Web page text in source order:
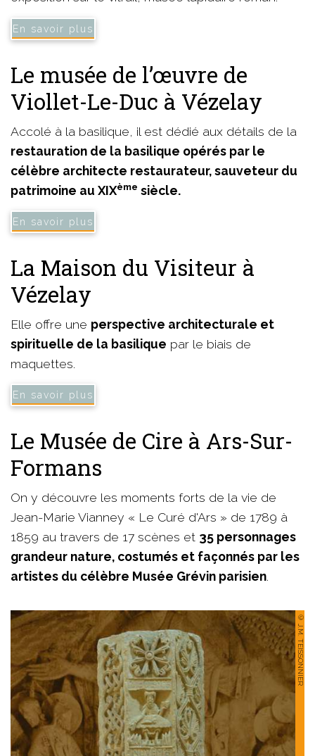
En savoir plus
Le musée de l’œuvre de
Viollet-Le-Duc à Vézelay
Accolé à la basilique, il est dédié aux détails de la
restauration de la basilique opérés par le
célèbre architecte restaurateur, sauveteur du
patrimoine au XIXème siècle.
En savoir plus
La Maison du Visiteur à
Vézelay
Elle offre une perspective architecturale et
spirituelle de la basilique par le biais de
maquettes.
En savoir plus
Le Musée de Cire à Ars-Sur-
Formans
On y découvre les moments forts de la vie de
Jean-Marie Vianney « Le Curé d'Ars » de 1789 à
1859 au travers de 17 scènes et 35 personnages
grandeur nature, costumés et façonnés par les
artistes du célèbre Musée Grévin parisien.
© J.M. TEISSONNIER